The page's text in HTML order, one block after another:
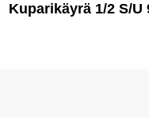
Kuparikäyrä 1/2 S/U